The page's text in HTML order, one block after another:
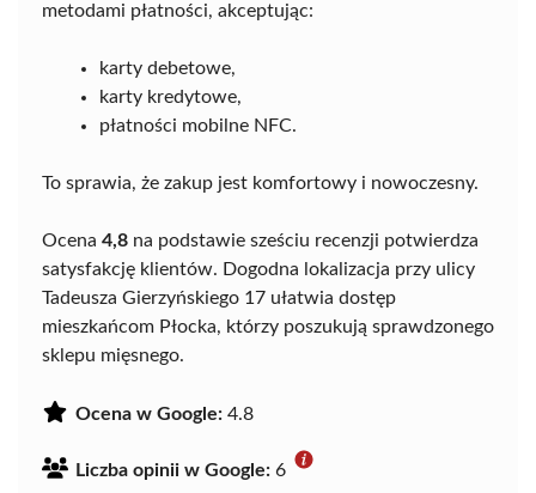
metodami płatności, akceptując:
karty debetowe,
karty kredytowe,
płatności mobilne NFC.
To sprawia, że zakup jest komfortowy i nowoczesny.
Ocena 4,8 na podstawie sześciu recenzji potwierdza
satysfakcję klientów. Dogodna lokalizacja przy ulicy
Tadeusza Gierzyńskiego 17 ułatwia dostęp
mieszkańcom Płocka, którzy poszukują sprawdzonego
sklepu mięsnego.
Ocena w Google: 4.8
Liczba opinii w Google: 6